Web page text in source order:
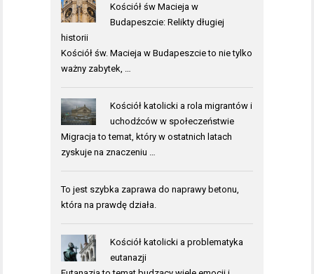
Kościół św Macieja w
Budapeszcie: Relikty długiej
historii
Kościół św. Macieja w Budapeszcie to nie tylko
ważny zabytek, …
Kościół katolicki a rola migrantów i
uchodźców w społeczeństwie
Migracja to temat, który w ostatnich latach
zyskuje na znaczeniu …
To jest szybka zaprawa do naprawy betonu
która na prawdę działa.
Kościół katolicki a problematyka
eutanazji